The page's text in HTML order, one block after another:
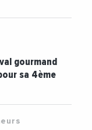
gourmand
sa 4ème